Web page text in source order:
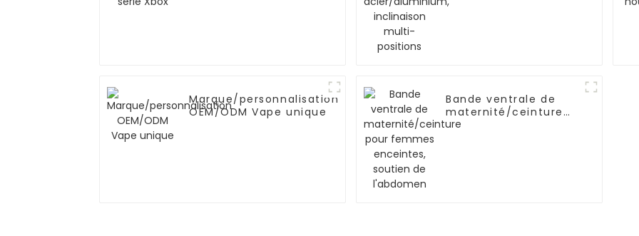
Marque/personnalisation
OEM/ODM Vape unique
Bande ventrale de
maternité/ceinture
pour femmes